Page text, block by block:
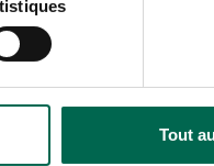
Tout